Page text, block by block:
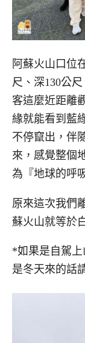
阿蘇火山口位
尺、深130公
客這麼近距離
緣就能看到藍
不停竄出，伴
來，感覺整個
為『地球的呼吸
原來這次我們
蘇火山就等於
*如果是自駕
是冬天來的話